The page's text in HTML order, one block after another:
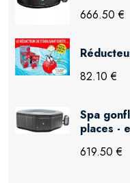
666.50 €
82.10 €
Spa
places -
619.50 €